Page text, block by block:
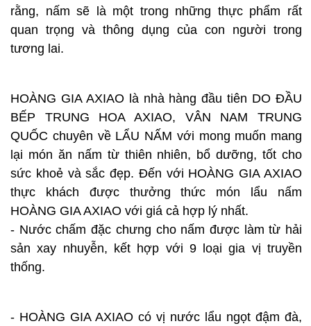
rằng, nấm sẽ là một trong những thực phẩm rất
quan trọng và thông dụng của con người trong
tương lai.
HOÀNG GIA AXIAO là nhà hàng đầu tiên DO ĐẦU
BẾP TRUNG HOA AXIAO, VÂN NAM TRUNG
QUỐC chuyên về LẨU NẤM với mong muốn mang
lại món ăn nấm từ thiên nhiên, bổ dưỡng, tốt cho
sức khoẻ và sắc đẹp. Đến với HOÀNG GIA AXIAO
thực khách được thưởng thức món lẩu nấm
HOÀNG GIA AXIAO với giá cả hợp lý nhất.
- Nước chấm đặc chưng cho nấm được làm từ hải
sản xay nhuyễn, kết hợp với 9 loại gia vị truyền
thống.
- HOÀNG GIA AXIAO có vị nước lẩu ngọt đậm đà,